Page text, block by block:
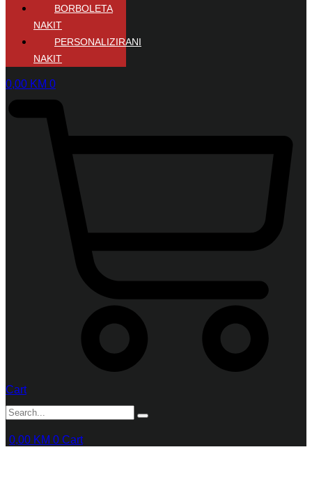
BORBOLETA
NAKIT
PERSONALIZIRANI
NAKIT
0,00 KM 0
Cart
0,00 KM 0 Cart